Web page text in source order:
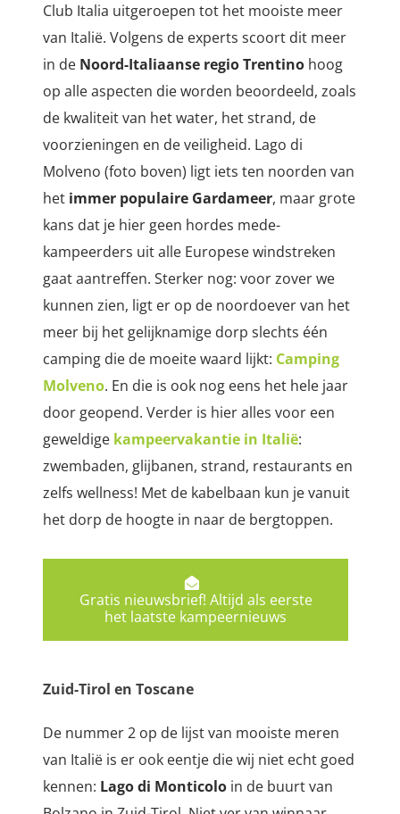
Club Italia uitgeroepen tot het mooiste meer
van Italië. Volgens de experts scoort dit meer
in de Noord-Italiaanse regio Trentino hoog
op alle aspecten die worden beoordeeld, zoals
de kwaliteit van het water, het strand, de
voorzieningen en de veiligheid. Lago di
Molveno (foto boven) ligt iets ten noorden van
het immer populaire Gardameer, maar grote
kans dat je hier geen hordes mede-
kampeerders uit alle Europese windstreken
gaat aantreffen. Sterker nog: voor zover we
kunnen zien, ligt er op de noordoever van het
meer bij het gelijknamige dorp slechts één
camping die de moeite waard lijkt: Camping
Molveno. En die is ook nog eens het hele jaar
door geopend. Verder is hier alles voor een
geweldige kampeervakantie in Italië:
zwembaden, glijbanen, strand, restaurants en
zelfs wellness! Met de kabelbaan kun je vanuit
het dorp de hoogte in naar de bergtoppen.
Gratis nieuwsbrief! Altijd als eerste
het laatste kampeernieuws
Zuid-Tirol en Toscane
De nummer 2 op de lijst van mooiste meren
van Italië is er ook eentje die wij niet echt goed
kennen: Lago di Monticolo in de buurt van